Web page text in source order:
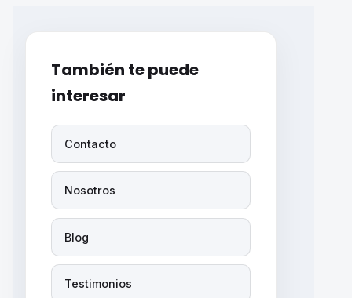
También te puede
interesar
Contacto
Nosotros
Blog
Testimonios